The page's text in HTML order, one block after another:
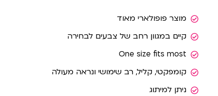
מוצר פופולארי מאוד
קיים במגוון רחב של צבעים לבחירה
One size fits most
קומפקטי, קליל, רב שימושי ונראה מעולה
ניתן למיתוג